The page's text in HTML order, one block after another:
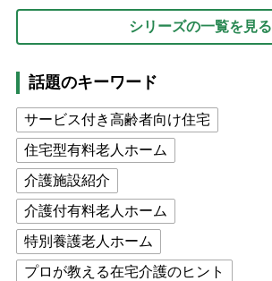
シリーズの一覧を見る
話題のキーワード
サービス付き高齢者向け住宅
住宅型有料老人ホーム
介護施設紹介
介護付有料老人ホーム
特別養護老人ホーム
プロが教える在宅介護のヒント